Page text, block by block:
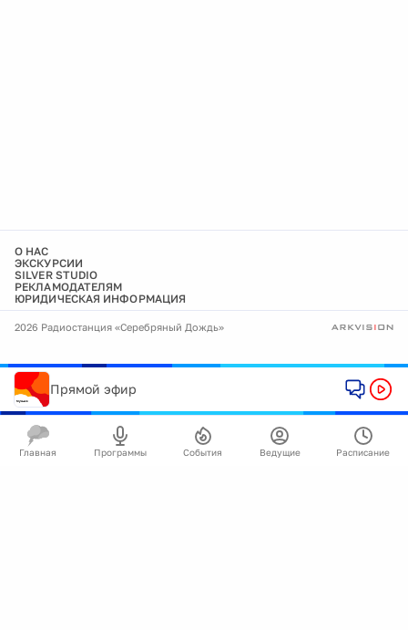
О НАС
ЭКСКУРСИИ
SILVER STUDIO
РЕКЛАМОДАТЕЛЯМ
ЮРИДИЧЕСКАЯ ИНФОРМАЦИЯ
2026 Радиостанция «Серебряный Дождь»
Прямой эфир
Главная Программы События Ведущие Расписание